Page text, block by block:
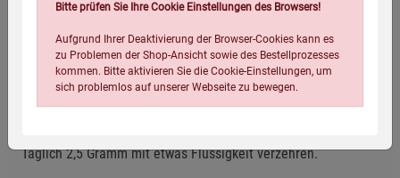
100 % Tri-Magnesiumdicitrat (wasserfrei).
Anwendungsempfehlung
Täglich 2,5 Gramm mit etwas Flüssigkeit verzehren.
Bitte prüfen Sie Ihre Cookie Einstellungen des Browsers!
Aufgrund Ihrer Deaktivierung der Browser-Cookies kann es
zu Problemen der Shop-Ansicht sowie des Bestellprozesses
kommen. Bitte aktivieren Sie die Cookie-Einstellungen, um
sich problemlos auf unserer Webseite zu bewegen.